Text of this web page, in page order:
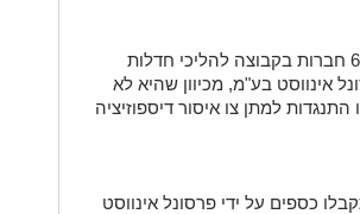
לבסוף נסוג ב"כ הקבוצה מהתנגדותו להכנסת 6 חברות בקבוצה להליכי חדלות
אינווסט בע"מ, מכיוון שהיא לא
למתן צו איסור דיספוזיציה
כספים על ידי פרסונל אינווסט